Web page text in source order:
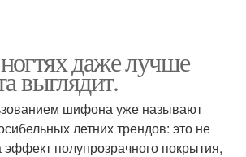
даже лучше
выглядит.
шифона уже называют
летних трендов: это не
эффект полупрозрачного покрытия,